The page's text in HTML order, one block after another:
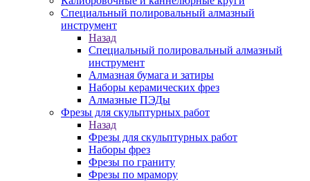
Специальный полировальный алмазный
инструмент
Назад
Специальный полировальный алмазный
инструмент
Алмазная бумага и затиры
Наборы керамических фрез
Алмазные ПЭДы
Фрезы для скульптурных работ
Назад
Фрезы для скульптурных работ
Наборы фрез
Фрезы по граниту
Фрезы по мрамору